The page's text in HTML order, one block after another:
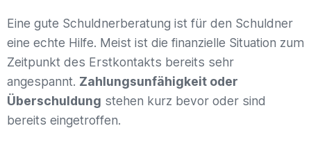
Eine gute Schuldnerberatung ist für den Schuldner
eine echte Hilfe. Meist ist die finanzielle Situation zum
Zeitpunkt des Erstkontakts bereits sehr
angespannt. Zahlungsunfähigkeit oder
Überschuldung stehen kurz bevor oder sind
bereits eingetroffen.